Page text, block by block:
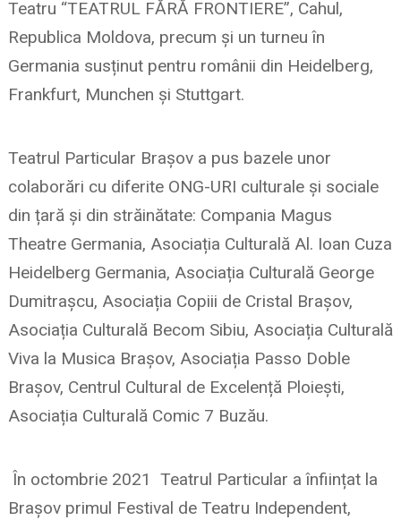
Teatru “TEATRUL FĂRĂ FRONTIERE”, Cahul,
Republica Moldova, precum și un turneu în
Germania susținut pentru românii din Heidelberg,
Frankfurt, Munchen și Stuttgart.
Teatrul Particular Brașov a pus bazele unor
colaborări cu diferite ONG-URI culturale și sociale
din țară și din străinătate: Compania Magus
Theatre Germania, Asociația Culturală Al. Ioan Cuza
Heidelberg Germania, Asociația Culturală George
Dumitrașcu, Asociația Copiii de Cristal Brașov,
Asociația Culturală Becom Sibiu, Asociația Culturală
Viva la Musica Brașov, Asociația Passo Doble
Brașov, Centrul Cultural de Excelență Ploiești,
Asociația Culturală Comic 7 Buzău.
În octombrie 2021 Teatrul Particular a înființat la
Brașov primul Festival de Teatru Independent,